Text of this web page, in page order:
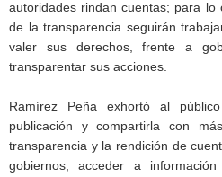
autoridades rindan cuentas; para lo
de la transparencia seguirán
valer sus derechos, frente a
transparentar sus acciones.
Ramírez Peña exhortó al
publicación y compartirla con
transparencia y la rendición de
gobiernos, acceder a